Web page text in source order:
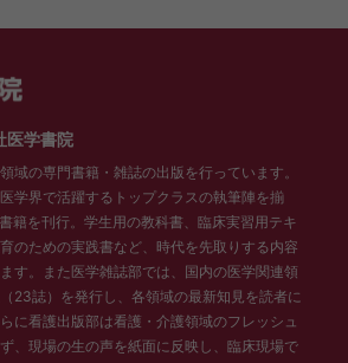
医学書院
域の専門書籍・雑誌の出版を行っています。
学界で活躍するトップクラスの執筆陣を揃
籍を刊行。学生用の教科書、臨床実習用テキ
のための実践書など、時代を先取りする内容
す。また医学雑誌部では、国内の医学関連領
23誌）を発行し、各領域の最新知見を読者に
に看護出版部は看護・介護領域のフレッシュ
、現場の生の声を紙面に反映し、臨床現場で